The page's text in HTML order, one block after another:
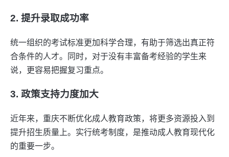
2. 提升录取成功率
统一组织的考试标准更加科学合理，有助于筛选出真正符
合条件的人才。同时，对于没有丰富备考经验的学生来
说，更容易把握复习重点。
3. 政策支持力度加大
近年来，重庆不断优化成人教育政策，将更多资源投入到
提升招生质量上。实行统考制度，是推动成人教育现代化
的重要一步。